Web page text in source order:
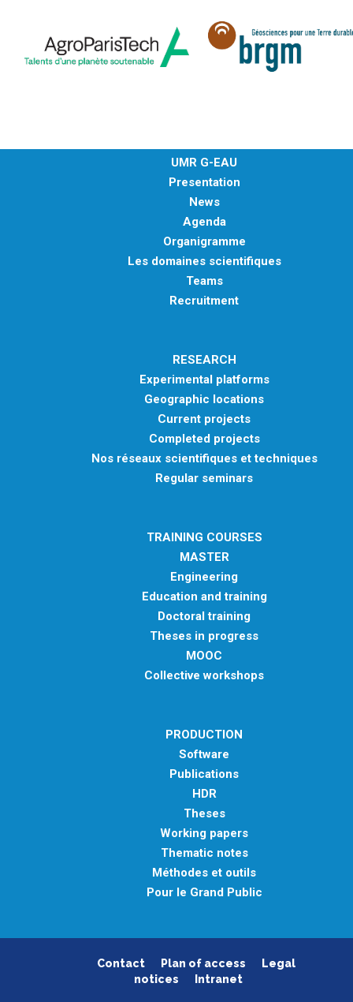
UMR G-EAU
Presentation
News
Agenda
Organigramme
Les domaines scientifiques
Teams
Recruitment
RESEARCH
Experimental platforms
Geographic locations
Current projects
Completed projects
Nos réseaux scientifiques et techniques
Regular seminars
TRAINING COURSES
MASTER
Engineering
Education and training
Doctoral training
Theses in progress
MOOC
Collective workshops
PRODUCTION
Software
Publications
HDR
Theses
Working papers
Thematic notes
Méthodes et outils
Pour le Grand Public
Contact Plan of access
Legal
notices
Intranet